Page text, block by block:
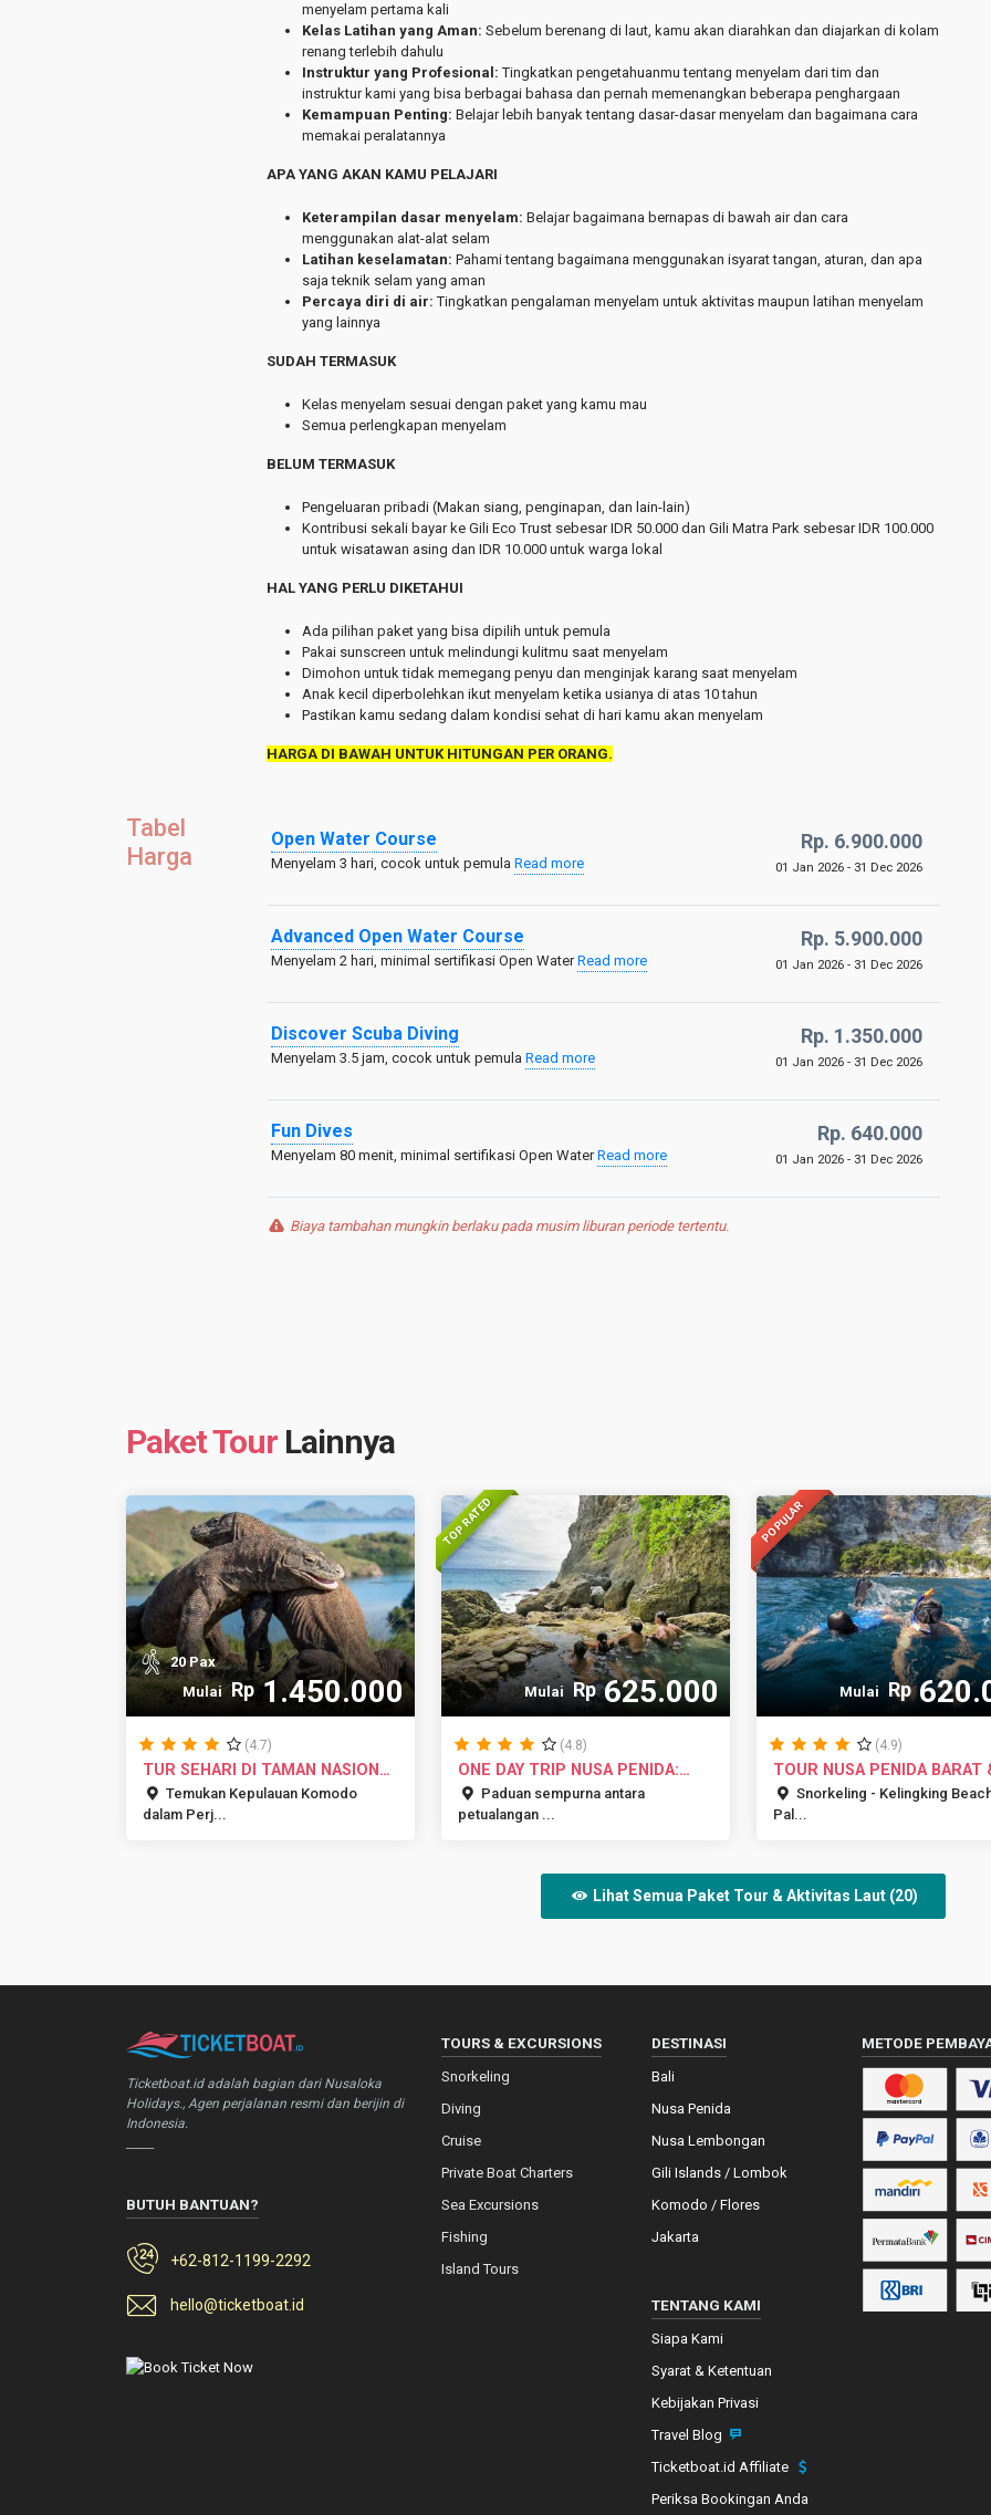
menyelam pertama kali
Kelas Latihan yang Aman: Sebelum berenang di laut, kamu akan diarahkan dan diajarkan di kolam
renang terlebih dahulu
Instruktur yang Profesional: Tingkatkan pengetahuanmu tentang menyelam dari tim dan
instruktur kami yang bisa berbagai bahasa dan pernah memenangkan beberapa penghargaan
Kemampuan Penting: Belajar lebih banyak tentang dasar-dasar menyelam dan bagaimana cara
memakai peralatannya
APA YANG AKAN KAMU PELAJARI
Keterampilan dasar menyelam: Belajar bagaimana bernapas di bawah air dan cara
menggunakan alat-alat selam
Latihan keselamatan: Pahami tentang bagaimana menggunakan isyarat tangan, aturan, dan apa
saja teknik selam yang aman
Percaya diri di air: Tingkatkan pengalaman menyelam untuk aktivitas maupun latihan menyelam
yang lainnya
SUDAH TERMASUK
Kelas menyelam sesuai dengan paket yang kamu mau
Semua perlengkapan menyelam
BELUM TERMASUK
Pengeluaran pribadi (Makan siang, penginapan, dan lain-lain)
Kontribusi sekali bayar ke Gili Eco Trust sebesar IDR 50.000 dan Gili Matra Park sebesar IDR 100.000
untuk wisatawan asing dan IDR 10.000 untuk warga lokal
HAL YANG PERLU DIKETAHUI
Ada pilihan paket yang bisa dipilih untuk pemula
Pakai sunscreen untuk melindungi kulitmu saat menyelam
Dimohon untuk tidak memegang penyu dan menginjak karang saat menyelam
Anak kecil diperbolehkan ikut menyelam ketika usianya di atas 10 tahun
Pastikan kamu sedang dalam kondisi sehat di hari kamu akan menyelam
HARGA DI BAWAH UNTUK HITUNGAN PER ORANG.
Tabel
Harga
Open Water Course
Menyelam 3 hari, cocok untuk pemula Read more
Rp. 6.900.000
01 Jan 2026 - 31 Dec 2026
Advanced Open Water Course
Menyelam 2 hari, minimal sertifikasi Open WaterRead more
Rp. 5.900.000
01 Jan 2026 - 31 Dec 2026
Discover Scuba Diving
Menyelam 3.5 jam, cocok untuk pemula Read more
Rp. 1.350.000
01 Jan 2026 - 31 Dec 2026
Fun Dives
Menyelam 80 menit, minimal sertifikasi Open WaterRead more
Rp. 640.000
01 Jan 2026 - 31 Dec 2026
Biaya tambahan mungkin berlaku pada musim liburan periode tertentu.
Paket Tour Lainnya
20 Pax
Mulai Rp1.450.000
(4.7)
TUR SEHARI DI TAMAN NASIONAL
KOMO...
Temukan Kepulauan Komodo
dalam Perj...
TOP RATED
Mulai Rp625.000
(4.8)
ONE DAY TRIP NUSA PENIDA:
SNORKEL...
Paduan sempurna antara
petualangan ...
POPULAR
Mulai Rp
(4.9)
TOUR NUSA PENIDA BARAT
SNORKELI...
Snorkeling - Kelingking
Pal...
Lihat Semua Paket Tour & Aktivitas Laut (20)
Ticketboat.id adalah bagian dari Nusaloka
Holidays., Agen perjalanan resmi dan berijin di
Indonesia.
BUTUH BANTUAN?
+62-812-1199-2292
hello@ticketboat.id
TOURS & EXCURSIONS
Snorkeling
Diving
Cruise
Private Boat Charters
Sea Excursions
Fishing
Island Tours
DESTINASI
Bali
Nusa Penida
Nusa Lembongan
Gili Islands / Lombok
Komodo / Flores
Jakarta
TENTANG KAMI
Siapa Kami
Syarat & Ketentuan
Kebijakan Privasi
Travel Blog
Ticketboat.id Affiliate
Periksa Bookingan Anda
METODE